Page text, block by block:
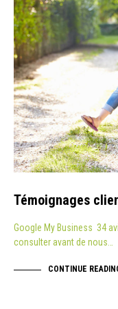
Témoignages
Google My Business 34
consulter avant de nous…
CONTINUE